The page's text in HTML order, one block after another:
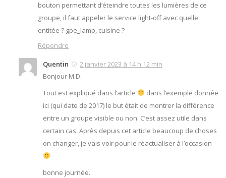
bouton permettant d’éteindre toutes les lumières de ce
groupe, il faut appeler le service light-off avec quelle
entitée ? gpe_lamp, cuisine ?
Répondre
Quentin
2 janvier 2023 à 14 h 12 min
Bonjour M.D.
Tout est expliqué dans l’article
dans l’exemple donnée
ici (qui date de 2017) le but était de montrer la différence
entre un groupe visible ou non. C’est assez utile dans
certain cas. Après depuis cet article beaucoup de choses
on changer, je vais voir pour le réactualiser à l’occasion
bonne journée.